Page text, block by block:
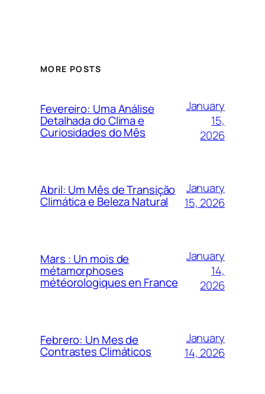
MORE POSTS
Fevereiro: Uma Análise
Detalhada do Clima e
Curiosidades do Mês
January
15,
2026
Abril: Um Mês de Transição
Climática e Beleza Natural
January
15, 2026
Mars : Un mois de
métamorphoses
météorologiques en France
January
14,
2026
Febrero: Un Mes de
Contrastes Climáticos
January
14, 2026